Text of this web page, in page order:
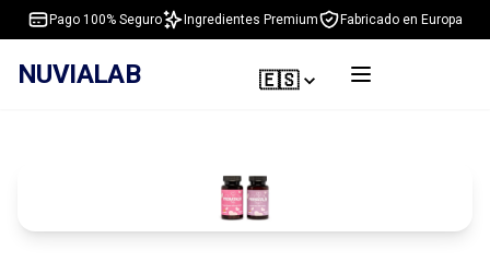
Pago 100% Seguro Ingredientes Premium Fabricado en Europa
NUVIALAB 🇪🇸